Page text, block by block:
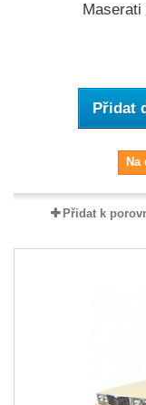
Přidat
Na
Přidat k